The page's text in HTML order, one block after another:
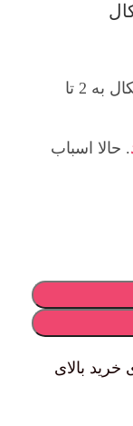
به 2 تا
. حالا اسباب
خرید بالای